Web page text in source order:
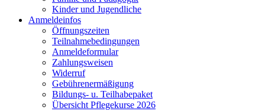
Kinder und Jugendliche
Anmeldeinfos
Öffnungszeiten
Teilnahmebedingungen
Anmeldeformular
Zahlungsweisen
Widerruf
Gebührenermäßigung
Bildungs- u. Teilhabepaket
Übersicht Pflegekurse 2026